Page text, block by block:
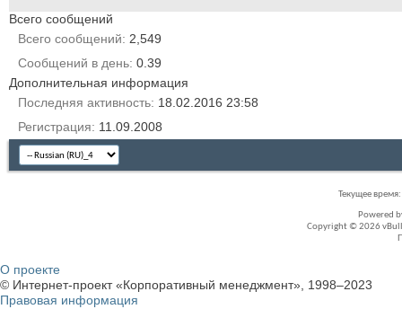
Всего сообщений
Всего сообщений
2,549
Сообщений в день 0.39
Дополнительная информация
Последняя активность 18.02.2016 23:58
Регистрация
11.09.2008
Текущее время:
Powered
Copyright © 2026
О проекте
© Интернет-проект «Корпоративный менеджмент», 1998–2023
Правовая информация